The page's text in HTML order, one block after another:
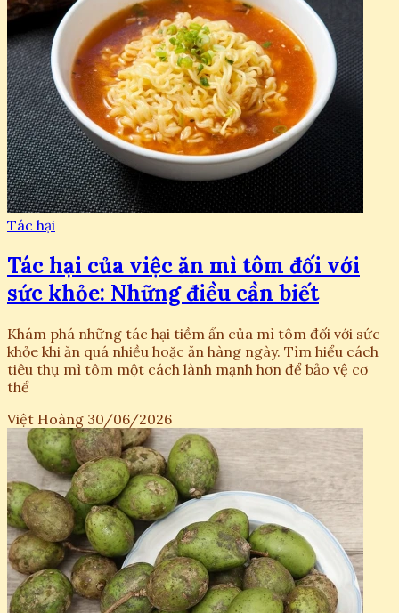
Tác hại
Tác hại của việc ăn mì tôm đối với
sức khỏe: Những điều cần biết
Khám phá những tác hại tiềm ẩn của mì tôm đối với sức
khỏe khi ăn quá nhiều hoặc ăn hàng ngày. Tìm hiểu cách
tiêu thụ mì tôm một cách lành mạnh hơn để bảo vệ cơ
thể
Việt Hoàng 30/06/2026